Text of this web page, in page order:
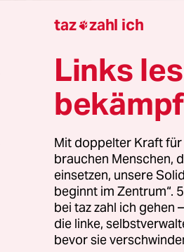
Koalition die Bafög-
. Nun steht
der SPD
und SPD am 29. Juli
Ins Parlament
gehen. Der
taz zahl ich
Links
Mit doppelter Kraft
brauchen Menschen,
einsetzen, unsere
beginnt im Zentrum“.
bei taz zahl ich gehen
die linke,
bevor sie